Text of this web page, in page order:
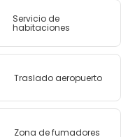
Servicio de
habitaciones
Traslado aeropuerto
Zona de fumadores